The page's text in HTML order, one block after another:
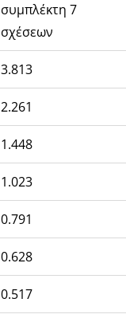
συμπλέκτη 7
σχέσεων
3.813
2.261
1.448
1.023
0.791
0.628
0.517